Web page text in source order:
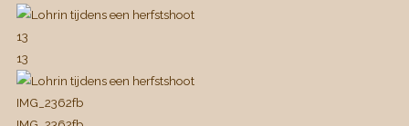
13
13
IMG_2362fb